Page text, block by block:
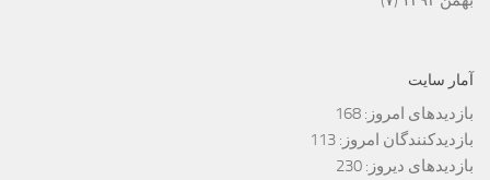
آمار سایت
بازدیدهای امروز: 168
بازدیدکنندگان امروز: 113
بازدیدهای دیروز: 230